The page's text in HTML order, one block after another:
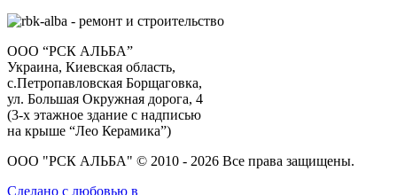
ООО “РСК АЛЬБА”
Украина, Киевская область,
с.Петропавловская Борщаговка,
ул. Большая Окружная дорога, 4
(3-х этажное здание с надписью
на крыше “Лео Керамика”)
ООО "РСК АЛЬБА" © 2010 - 2026 Все права защищены.
Сделано с любовью в